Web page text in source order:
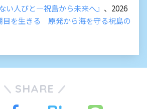
い人びと―祝島から未来へ』 、2026
目を生きる 原発から海を守る祝島の
SHARE